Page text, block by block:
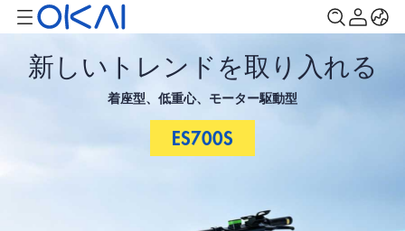
新しいトレンドを取り入れる
着座型、低重心、モーター駆動型
ES700S